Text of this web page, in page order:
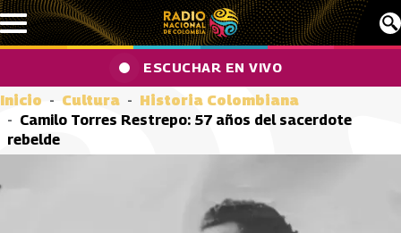
Pasar al contenido principal
ESCUCHAR EN VIVO
Inicio Cultura
Historia Colombiana
Camilo Torres Restrepo: 57 años del sacerdote
rebelde